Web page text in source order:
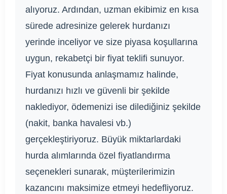
alıyoruz. Ardından, uzman ekibimiz en kısa
sürede adresinize gelerek hurdanızı
yerinde inceliyor ve size piyasa koşullarına
uygun, rekabetçi bir fiyat teklifi sunuyor.
Fiyat konusunda anlaşmamız halinde,
hurdanızı hızlı ve güvenli bir şekilde
naklediyor, ödemenizi ise dilediğiniz şekilde
(nakit, banka havalesi vb.)
gerçekleştiriyoruz. Büyük miktarlardaki
hurda alımlarında özel fiyatlandırma
seçenekleri sunarak, müşterilerimizin
kazancını maksimize etmeyi hedefliyoruz.